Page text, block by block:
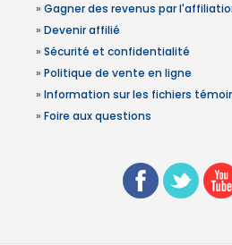
» Gagner des revenus par
» Devenir affilié
» Sécurité et confidentialité
» Politique de vente en ligne
» Information sur les fichiers
» Foire aux questions